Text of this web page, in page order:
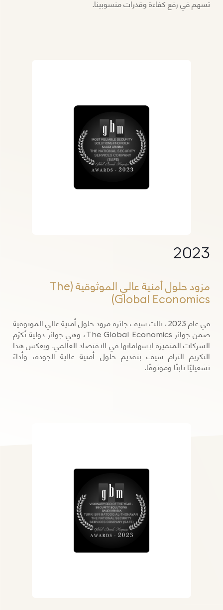
تسهم في رفع كفاءة وقدرات منسوبينا.
2023
مزود حلول أمنية عالي الموثوقية (The
Global Economics)
في عام 2023، نالت سيف جائزة مزود حلول أمنية عالي الموثوقية
ضمن جوائز The Global Economics، وهي جوائز دولية تُكرّم
الشركات المتميزة لإسهاماتها في الاقتصاد العالمي. ويعكس هذا
التكريم التزام سيف بتقديم حلول أمنية عالية الجودة، وأداءً
تشغيليًا ثابتًا وموثوقًا.